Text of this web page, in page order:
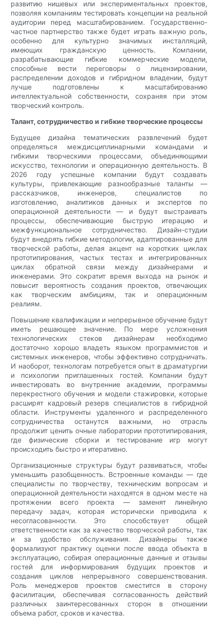
развитию нишевых или экспериментальных проектов,
позволяя компаниям тестировать концепции на реальной
аудитории перед масштабированием. Государственно-
частное партнерство также будет играть важную роль,
особенно для культурно значимых инсталляций,
имеющих гражданскую ценность. Компании,
разрабатывающие гибкие коммерческие модели,
способные вести переговоры о лицензировании,
распределении доходов и гибридном владении, будут
лучше подготовлены к масштабированию
интеллектуальной собственности, сохраняя при этом
творческий контроль.
Талант, сотрудничество и гибкие творческие процессы
Будущее дизайна тематических развлечений будет
определяться междисциплинарными командами и
гибкими творческими процессами, объединяющими
искусство, технологии и операционную деятельность. В
2026 году успешные компании будут создавать
культуры, привлекающие разнообразные таланты —
рассказчиков, инженеров, специалистов по
изготовлению, аналитиков данных и экспертов по
операционной деятельности — и будут выстраивать
процессы, обеспечивающие быструю итерацию и
межфункциональное сотрудничество. Дизайн-студии
будут внедрять гибкие методологии, адаптированные для
творческой работы, делая акцент на коротких циклах
прототипирования, частых тестах и ​​интегрированных
циклах обратной связи между дизайнерами и
инженерами. Это сократит время выхода на рынок и
повысит вероятность создания проектов, отвечающих
как творческим амбициям, так и операционным
реалиям.
Повышение квалификации и непрерывное обучение будут
иметь решающее значение. По мере усложнения
технологических стеков дизайнерам необходимо
достаточно хорошо владеть языком программистов и
системных инженеров, чтобы эффективно сотрудничать.
И наоборот, технологам потребуется опыт в драматургии
и психологии приглашенных гостей. Компании будут
инвестировать во внутренние академии, программы
перекрестного обучения и модели стажировки, которые
расширят кадровый резерв специалистов в гибридной
области. Инструменты удаленного и распределенного
сотрудничества останутся важными, но отрасль
продолжит ценить очные лаборатории прототипирования,
где физические сборки и тестирование игр могут
происходить быстро и итеративно.
Организационные структуры будут развиваться, чтобы
уменьшить разобщенность. Встроенные команды — где
специалисты по творчеству, техническим вопросам и
операционной деятельности находятся в одном месте на
протяжении всего проекта — заменят линейную
передачу задач, которая исторически приводила к
несогласованности. Это способствует общей
ответственности как за качество творческой работы, так
и за удобство обслуживания. Дизайнеры также
формализуют практику оценки после ввода объекта в
эксплуатацию, собирая операционные данные и отзывы
гостей для информирования будущих проектов и
создания циклов непрерывного совершенствования.
Роль менеджеров проектов сместится в сторону
фасилитации, обеспечивая согласованность действий
различных заинтересованных сторон в отношении
объема работ, сроков и качества.